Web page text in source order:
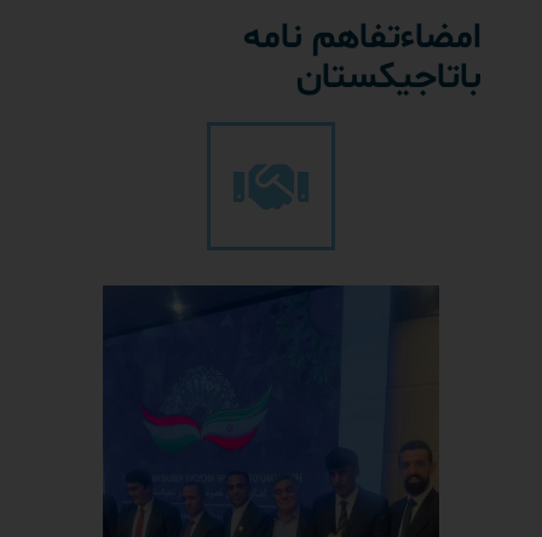
امضاءتفاهم نامه
باتاجیکستان